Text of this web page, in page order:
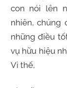
con nói lên
nhiên, chúng
những điều
vụ hữu hiệu
Vì thế,